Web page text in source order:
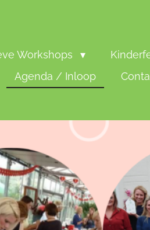
Workshops
Agenda / Inloop